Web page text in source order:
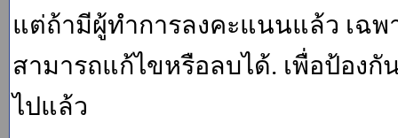
แต่ถ้ามีผู้ทำการลงคะแนนแล้ว เฉพา
สามารถแก้ไขหรือลบได้. เพื่อป้อง
ไปแล้ว